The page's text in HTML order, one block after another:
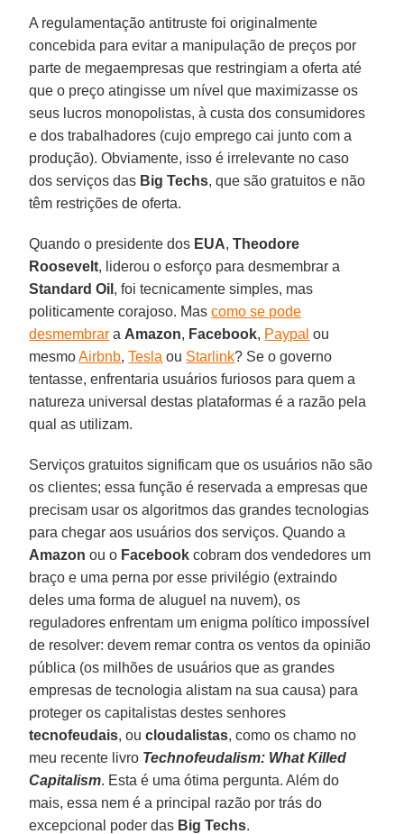
A regulamentação antitruste foi originalmente
concebida para evitar a manipulação de preços por
parte de megaempresas que restringiam a oferta até
que o preço atingisse um nível que maximizasse os
seus lucros monopolistas, à custa dos consumidores
e dos trabalhadores (cujo emprego cai junto com a
produção). Obviamente, isso é irrelevante no caso
dos serviços das Big Techs, que são gratuitos e não
têm restrições de oferta.
Quando o presidente dos EUA,Theodore
Roosevelt, liderou o esforço para desmembrar a
Standard Oil , foi tecnicamente simples, mas
politicamente corajoso. Mascomo se pode
desmembrar a Amazon, Facebook, Paypal ou
mesmoAirbnb,Tesla ou Starlink? Se o governo
tentasse, enfrentaria usuários furiosos para quem a
natureza universal destas plataformas é a razão pela
qual as utilizam.
Serviços gratuitos significam que os usuários não são
os clientes; essa função é reservada a empresas que
precisam usar os algoritmos das grandes tecnologias
para chegar aos usuários dos serviços. Quando a
Amazon ou o Facebook cobram dos vendedores um
braço e uma perna por esse privilégio (extraindo
deles uma forma de aluguel na nuvem), os
reguladores enfrentam um enigma político impossível
de resolver: devem remar contra os ventos da opinião
pública (os milhões de usuários que as grandes
empresas de tecnologia alistam na sua causa) para
proteger os capitalistas destes senhores
tecnofeudais, oucloudalistas, como os chamo no
meu recente livro Technofeudalism: What Killed
Capitalism. Esta é uma ótima pergunta. Além do
mais, essa nem é a principal razão por trás do
excepcional poder das Big Techs.